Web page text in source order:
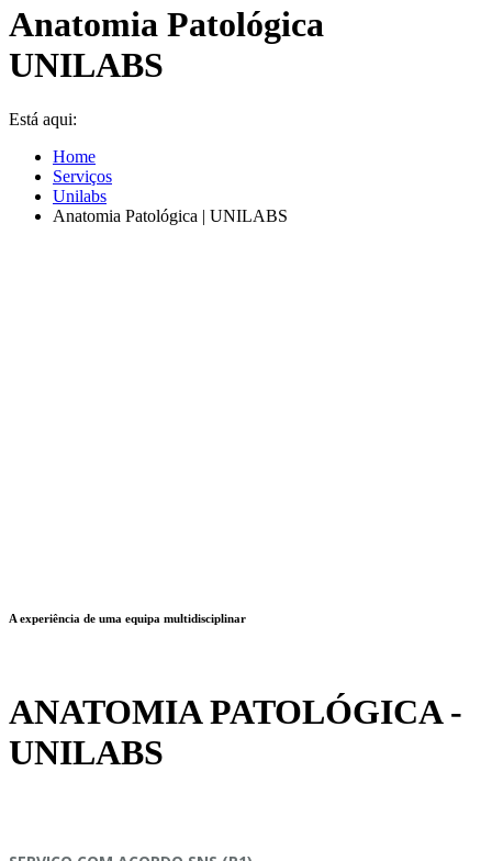
Anatomia Patológica
UNILABS
Está aqui:
Home
Serviços
Unilabs
Anatomia Patológica | UNILABS
A experiência de uma equipa multidisciplinar
ANATOMIA PATOLÓGICA -
UNILABS